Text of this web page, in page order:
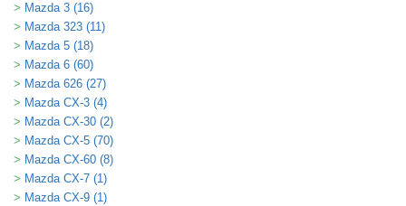
Mazda 3 (16)
Mazda 323 (11)
Mazda 5 (18)
Mazda 6 (60)
Mazda 626 (27)
Mazda CX-3 (4)
Mazda CX-30 (2)
Mazda CX-5 (70)
Mazda CX-60 (8)
Mazda CX-7 (1)
Mazda CX-9 (1)